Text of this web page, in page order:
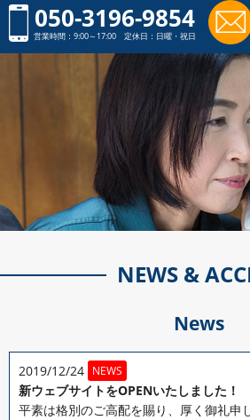
050-3196-9854
営業時間：9:00～17:00 定休日：日曜・祝日
NEWS &
News
2019/12/24 NEWS
新ウェブサイトをOPENいたしました！
平素は格別のご高配を賜り、厚く御礼申